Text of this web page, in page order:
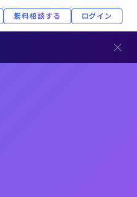
×
無料相談する ログイン